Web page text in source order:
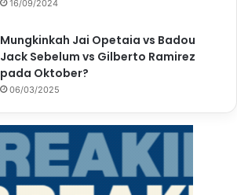
16/09/2024
Mungkinkah Jai Opetaia vs Badou
Jack Sebelum vs Gilberto Ramirez
pada Oktober?
06/03/2025